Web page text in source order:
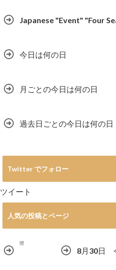
Japanese "Event" "Four
今日は何の日
月ごとの今日は何の日
過去日ごとの今日は何の日
Twitter でフォロー
ツイート
人気の投稿とページ
8月30日